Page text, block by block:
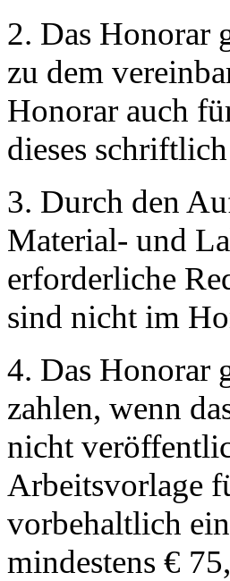
2. Das Honorar
zu dem
Honorar auch
dieses
3. Durch den
Material- und
erforderliche
sind nicht im
4. Das Honorar
zahlen, wenn
nicht
Arbeitsvorlage
vorbehaltlich
mindestens €